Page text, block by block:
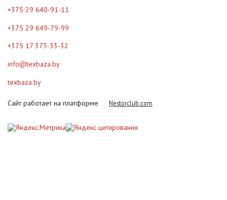
+375 29 640-91-11
+375 29 649-79-99
+375 17 373-33-32
info@texbaza.by
texbaza.by
Сайт работает на платформе Nestorclub.com